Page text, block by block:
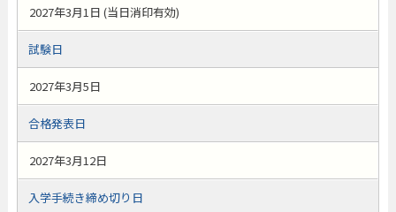
2027年3月1日 (当日消印有効)
試験日
2027年3月5日
合格発表日
2027年3月12日
入学手続き締め切り日